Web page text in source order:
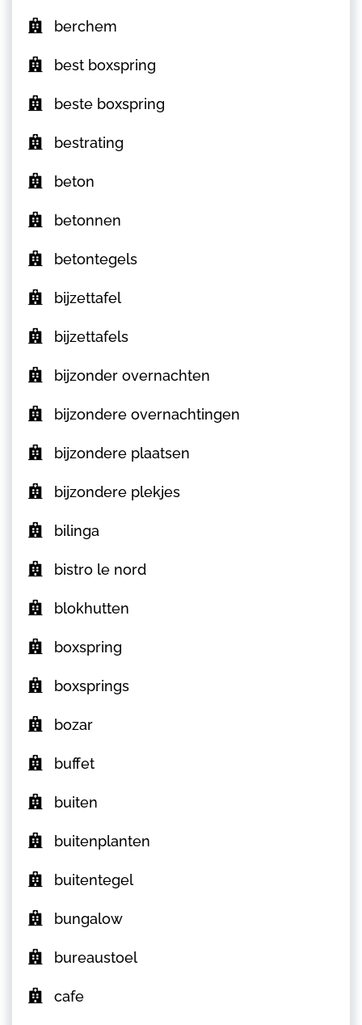
berchem
best boxspring
beste boxspring
bestrating
beton
betonnen
betontegels
bijzettafel
bijzettafels
bijzonder overnachten
bijzondere overnachtingen
bijzondere plaatsen
bijzondere plekjes
bilinga
bistro le nord
blokhutten
boxspring
boxsprings
bozar
buffet
buiten
buitenplanten
buitentegel
bungalow
bureaustoel
cafe